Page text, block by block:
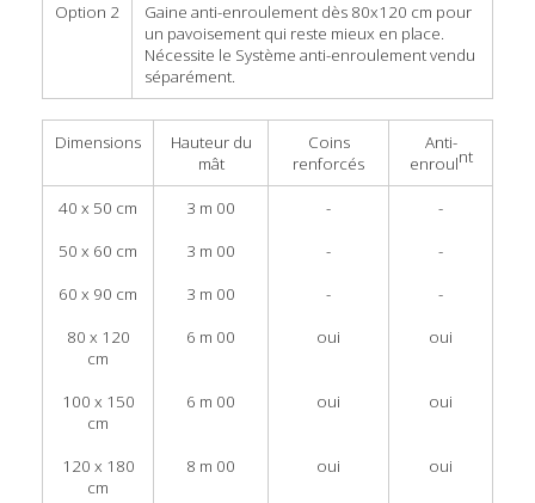
Option 2
Gaine anti-enroulement dès 80x120 cm pour
un pavoisement qui reste mieux en place.
Nécessite le Système anti-enroulement vendu
séparément.
Dimensions
Hauteur du
mât
Coins
renforcés
Anti-
enroulnt
40 x 50 cm 3 m 00 -
-
50 x 60 cm
3 m 00 -
-
60 x 90 cm
3 m 00 -
-
80 x 120
cm
6 m 00 oui oui
100 x 150
cm
6 m 00 oui oui
120 x 180
cm
8 m 00 oui oui